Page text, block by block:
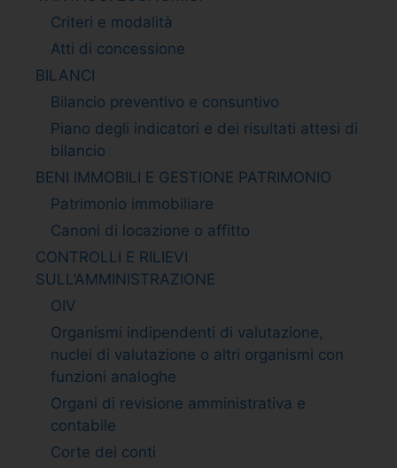
Criteri e modalità
Atti di concessione
BILANCI
Bilancio preventivo e consuntivo
Piano degli indicatori e dei risultati attesi di
bilancio
BENI IMMOBILI E GESTIONE PATRIMONIO
Patrimonio immobiliare
Canoni di locazione o affitto
CONTROLLI E RILIEVI
SULL’AMMINISTRAZIONE
OIV
Organismi indipendenti di valutazione,
nuclei di valutazione o altri organismi con
funzioni analoghe
Organi di revisione amministrativa e
contabile
Corte dei conti